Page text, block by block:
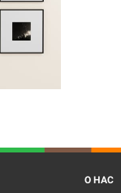
О НАС